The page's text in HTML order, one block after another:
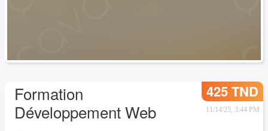
Formation
Développement Web
425 TND
11/14/25, 3:44 PM